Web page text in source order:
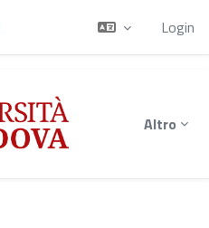
Login
Altro